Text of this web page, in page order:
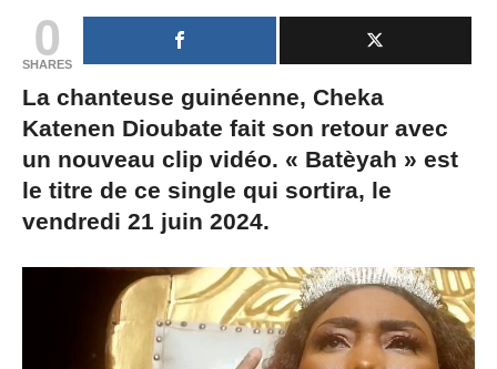
0
SHARES
La chanteuse guinéenne, Cheka
Katenen Dioubate fait son retour avec
un nouveau clip vidéo. « Batèyah » est
le titre de ce single qui sortira, le
vendredi 21 juin 2024.